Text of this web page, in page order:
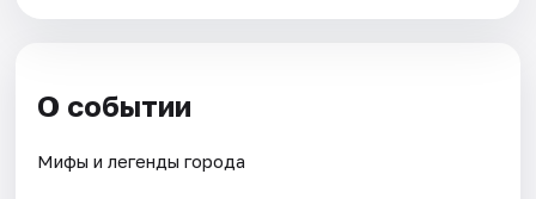
О событии
Мифы и легенды города